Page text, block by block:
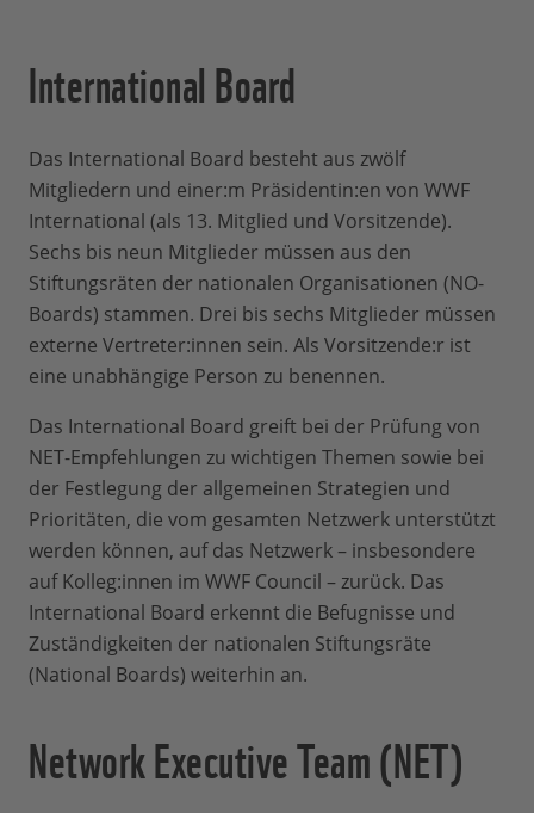
International Board
Das International Board besteht aus zwölf
Mitgliedern und einer:m Präsidentin:en von WWF
International (als 13. Mitglied und Vorsitzende).
Sechs bis neun Mitglieder müssen aus den
Stiftungsräten der nationalen Organisationen (NO-
Boards) stammen. Drei bis sechs Mitglieder müssen
externe Vertreter:innen sein. Als Vorsitzende:r ist
eine unabhängige Person zu benennen.
Das International Board greift bei der Prüfung von
NET-Empfehlungen zu wichtigen Themen sowie bei
der Festlegung der allgemeinen Strategien und
Prioritäten, die vom gesamten Netzwerk unterstützt
werden können, auf das Netzwerk – insbesondere
auf Kolleg:innen im WWF Council – zurück. Das
International Board erkennt die Befugnisse und
Zuständigkeiten der nationalen Stiftungsräte
(National Boards) weiterhin an.
Network Executive Team (NET)